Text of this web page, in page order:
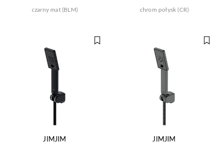
czarny mat (BLM) chrom połysk (CR)
JIMJIM
JIMJIM